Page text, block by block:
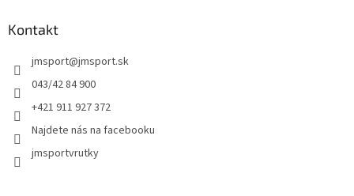
Kontakt
jmsport@jmsport.sk
043/42 84 900
+421 911 927 372
Najdete nás na facebooku
jmsportvrutky